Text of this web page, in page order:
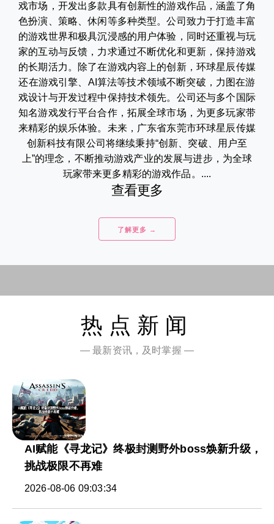
戏市场，开发出多款具有创新性的游戏作品，涵盖了角
色扮演、策略、休闲等多种类型。公司致力于打造丰富
的游戏世界和极具沉浸感的用户体验，同时还重视与玩
家的互动与反馈，力求通过不断优化和更新，保持游戏
的长期活力。除了在游戏内容上的创新，环球星辰传媒
还在游戏引擎、AI算法等技术领域不断突破，力图在游
戏设计与开发过程中保持技术领先。公司还与多个国际
知名游戏发行平台合作，拓展全球市场，为更多玩家带
来精彩的娱乐体验。未来，广东省东莞市环球星辰传媒
创新科技有限公司将继续秉持“创新、突破、用户至
上”的理念，不断推动游戏产业的发展与进步，为全球
玩家带来更多精彩的游戏作品。....
查看更多
了解更多 →
热点新闻
— 最新资讯，及时掌握 —
AI赋能《寻龙记》终极封测野外boss焕新升级，
挑战极限不再难
2026-08-06 09:03:34